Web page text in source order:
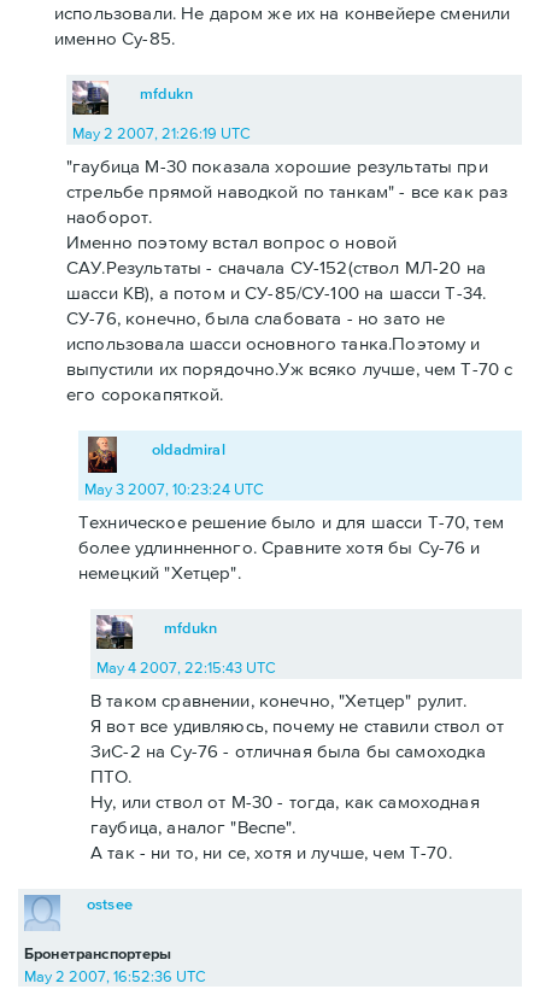
использовали. Не даром же их на конвейере сменили
именно Су-85.
mfdukn
May 2 2007, 21:26:19 UTC
"гаубица М-30 показала хорошие результаты при
стрельбе прямой наводкой по танкам" - все как раз
наоборот.
Именно поэтому встал вопрос о новой
САУ.Результаты - сначала СУ-152(ствол МЛ-20 на
шасси КВ), а потом и СУ-85/СУ-100 на шасси Т-34.
СУ-76, конечно, была слабовата - но зато не
использовала шасси основного танка.Поэтому и
выпустили их порядочно.Уж всяко лучше, чем Т-70 с
его сорокапяткой.
oldadmiral
May 3 2007, 10:23:24 UTC
Техническое решение было и для шасси Т-70, тем
более удлинненного. Сравните хотя бы Су-76 и
немецкий "Хетцер".
mfdukn
May 4 2007, 22:15:43 UTC
В таком сравнении, конечно, "Хетцер" рулит.
Я вот все удивляюсь, почему не ставили ствол от
ЗиС-2 на Су-76 - отличная была бы самоходка
ПТО.
Ну, или ствол от М-30 - тогда, как самоходная
гаубица, аналог "Веспе".
А так - ни то, ни се, хотя и лучше, чем Т-70.
Бронетранспортеры
ostsee
May 2 2007, 16:52:36 UTC